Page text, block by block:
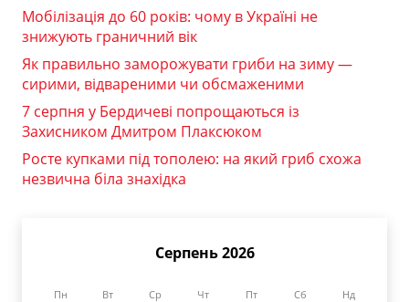
Мобілізація до 60 років: чому в Україні не
знижують граничний вік
Як правильно заморожувати гриби на зиму —
сирими, відвареними чи обсмаженими
7 серпня у Бердичеві попрощаються із
Захисником Дмитром Плаксюком
Росте купками під тополею: на який гриб схожа
незвична біла знахідка
Серпень 2026
Пн Вт Ср Чт Пт Сб Нд